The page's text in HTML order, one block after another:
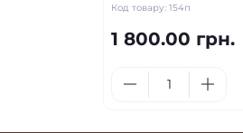
Код товару: 154п
1 800.00 грн.